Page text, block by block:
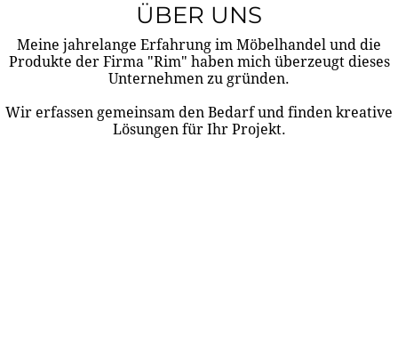
ÜBER UNS
Meine jahrelange Erfahrung im Möbelhandel und die
Produkte der Firma "Rim" haben mich überzeugt dieses
Unternehmen zu gründen.
Wir erfassen gemeinsam den Bedarf und finden kreative
Lösungen für Ihr Projekt.